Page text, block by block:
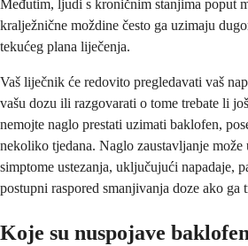
Međutim, ljudi s kroničnim stanjima poput
kralježnične moždine često ga uzimaju
tekućeg plana liječenja.
Vaš liječnik će redovito pregledavati vaš
vašu dozu ili razgovarati o tome trebate li
nemojte naglo prestati uzimati baklofen,
nekoliko tjedana. Naglo zaustavljanje može
simptome ustezanja, uključujući napadaje,
postupni raspored smanjivanja doze ako ga
Koje su nuspojave